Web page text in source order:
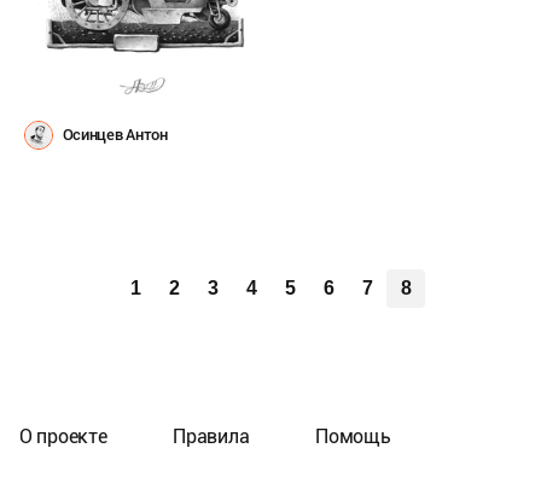
Осинцев Антон
1 2 3 4 5 6 7 8
О проекте Правила Помощь